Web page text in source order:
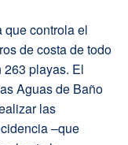
que controla el
de costa de todo
playas. El
Aguas de Baño
las
–que